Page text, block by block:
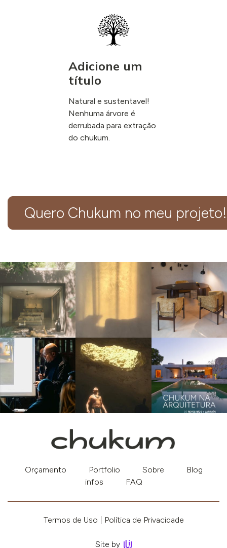
Adicione um
título
Natural e sustentavel!
Nenhuma árvore é
derrubada para extração
do chukum.
Quero Chukum no meu projeto!
Orçamento Portfolio Sobre
Blog
infos
FAQ
Termos de Uso Política de Privacidade
Site by